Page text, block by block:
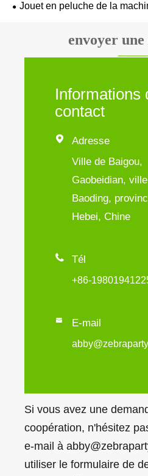
Jouet en peluche de la
envoyer une
Informations
contact

Adresse
Ville de Baigou,
Gaobeidian,
Baoding,
Hebei, Chine
 Tél
+86-
 E-mail
Si vous avez une
coopération, n'hésitez
e-mail à
utiliser le formulaire de